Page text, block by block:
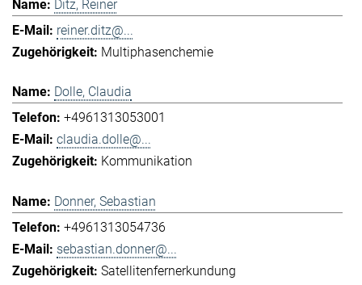
Ditz, Reiner
reiner.ditz@...
Multiphasenchemie
Dolle, Claudia
+4961313053001
claudia.dolle@...
Kommunikation
Donner, Sebastian
+4961313054736
sebastian.donner@...
Satellitenfernerkundung